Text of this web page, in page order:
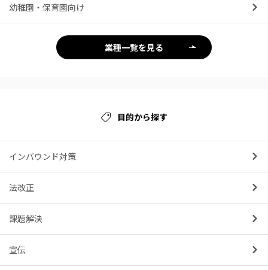
幼稚園・保育園向け
業種一覧を見る
目的から探す
インバウンド対策
法改正
課題解決
宣伝